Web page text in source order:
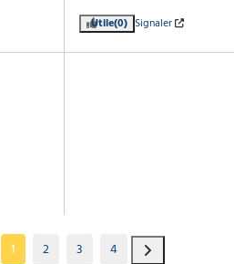
Utile(0) Signaler
1 2 3 4